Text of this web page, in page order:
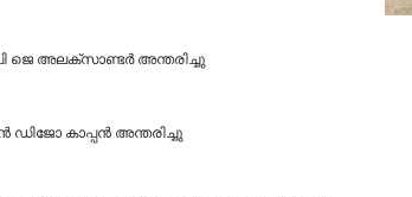
ജെ അലക്സാണ്ടര്‍ അന്തരിച്ചു
കാപ്പന്‍ അന്തരിച്ചു